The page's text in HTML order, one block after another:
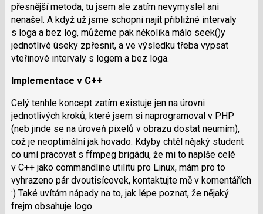
přesnější metoda, tu jsem ale zatím nevymyslel ani
nenašel. A když už jsme schopni najít přibližné intervaly
s loga a bez log, můžeme pak několika málo seek()y
jednotlivé úseky zpřesnit, a ve výsledku třeba vypsat
vteřinové intervaly s logem a bez loga.
Implementace v C++
Celý tenhle koncept zatím existuje jen na úrovni
jednotlivých kroků, které jsem si naprogramoval v PHP
(neb jinde se na úroveň pixelů v obrazu dostat neumím),
což je neoptimální jak hovado. Kdyby chtěl nějaký student
co umí pracovat s ffmpeg brigádu, že mi to napíše celé
v C++ jako commandline utilitu pro Linux, mám pro to
vyhrazeno pár dvoutisícovek, kontaktujte mě v komentářích
:) Také uvítám nápady na to, jak lépe poznat, že nějaký
frejm obsahuje logo.